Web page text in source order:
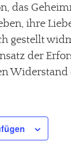
das
ihre
gestellt
der
Widerstand